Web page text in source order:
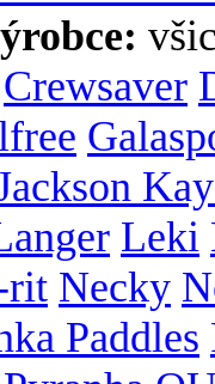
Crewsaver
Leki
rit Necky
Paddles